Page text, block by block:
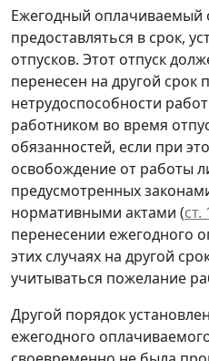
Ежегодный оплачиваемый
предоставляться в срок,
отпусков. Этот отпуск
перенесен на другой срок
нетрудоспособности
работником во время
обязанностей, если при
освобождение от работы
предусмотренных
нормативными актами (
перенесении ежегодного
этих случаях на другой
учитываться пожелание
Другой порядок
ежегодного